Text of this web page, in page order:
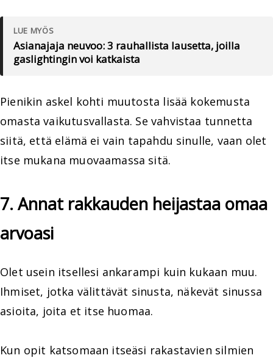
LUE MYÖS
Asianajaja neuvoo: 3 rauhallista lausetta, joilla
gaslightingin voi katkaista
Pienikin askel kohti muutosta lisää kokemusta
omasta vaikutusvallasta. Se vahvistaa tunnetta
siitä, että elämä ei vain tapahdu sinulle, vaan olet
itse mukana muovaamassa sitä.
7. Annat rakkauden heijastaa omaa
arvoasi
Olet usein itsellesi ankarampi kuin kukaan muu.
Ihmiset, jotka välittävät sinusta, näkevät sinussa
asioita, joita et itse huomaa.
Kun opit katsomaan itseäsi rakastavien silmien